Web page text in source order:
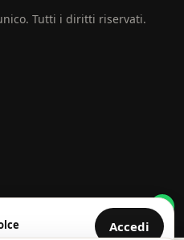
Tutti i diritti riservati.
Accedi